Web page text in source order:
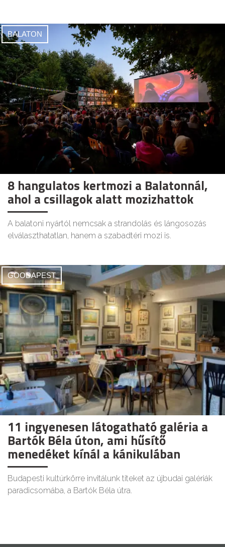
BALATON
8 hangulatos kertmozi a Balatonnál,
ahol a csillagok alatt mozizhattok
A balatoni nyártól nemcsak a strandolás és lángosozás
elválaszthatatlan, hanem a szabadtéri mozi is.
GOODAPEST
11 ingyenesen látogatható galéria a
Bartók Béla úton, ami hűsítő
menedéket kínál a kánikulában
Budapesti kultúrkörre invitálunk titeket az újbudai galériák
paradicsomába, a Bartók Béla útra.